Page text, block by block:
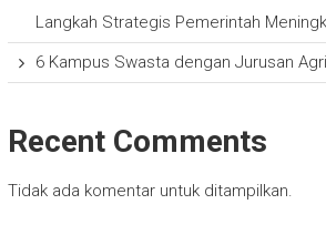
Langkah Strategis Pemerintah
6 Kampus Swasta dengan Jurusan
Recent Comments
Tidak ada komentar untuk ditampilkan.